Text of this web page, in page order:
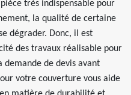
très indispensable pour
la qualité de certaine
dégrader. Donc, il est
des travaux réalisable pour
demande de devis avant
votre couverture vous aide